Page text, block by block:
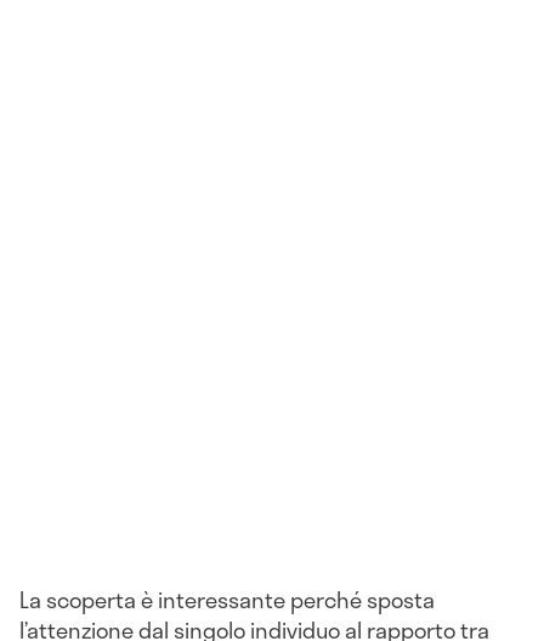
La scoperta è interessante perché sposta
l’attenzione dal singolo individuo al rapporto tra